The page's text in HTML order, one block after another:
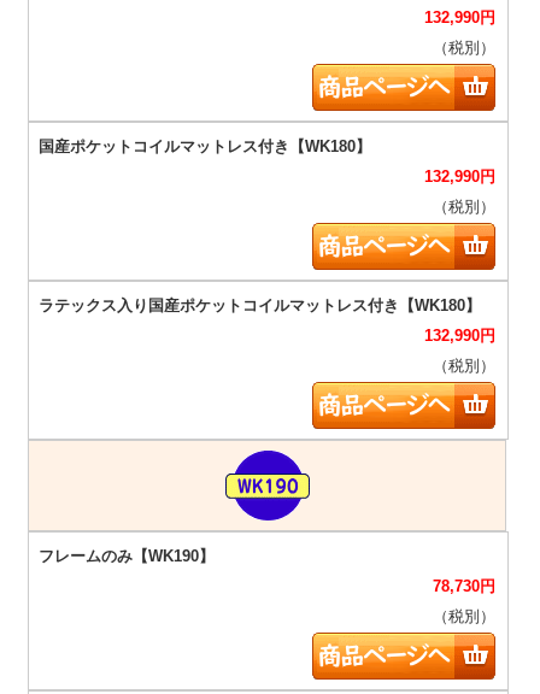
132,990円
（税別）
132,990円
（税別）
132,990円
（税別）
78,730円
（税別）